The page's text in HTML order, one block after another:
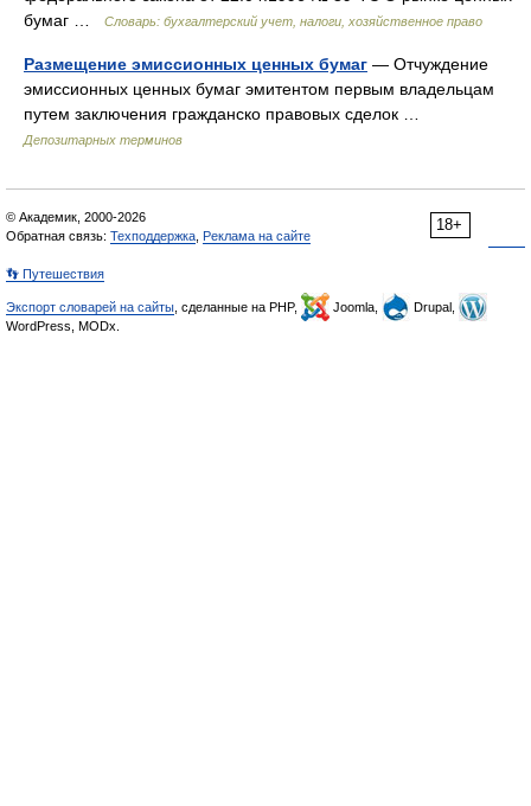
бумаг …
Словарь: бухгалтерский учет, налоги, хозяйственное право
Размещение эмиссионных ценных бумаг — Отчуждение
эмиссионных ценных бумаг эмитентом первым владельцам
путем заключения гражданско правовых сделок …
Депозитарных терминов
18+
© Академик, 2000-2026
Обратная связь: Техподдержка Реклама на сайте
👣 Путешествия
Экспорт словарей на сайты , сделанные на PHP, Joomla,
Drupal,
WordPress, MODx.